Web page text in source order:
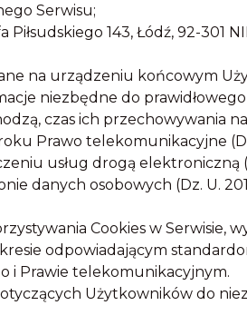
Serwisu;
Piłsudskiego 143, Łódź, 92-
na urządzeniu końcowym
niezbędne do
czas ich przechowywania
Prawo telekomunikacyjne
usług drogą elektroniczną
danych osobowych (Dz. U.
Cookies w Serwisie,
odpowiadającym
i Prawie telekomunikacyjnym.
Użytkowników do